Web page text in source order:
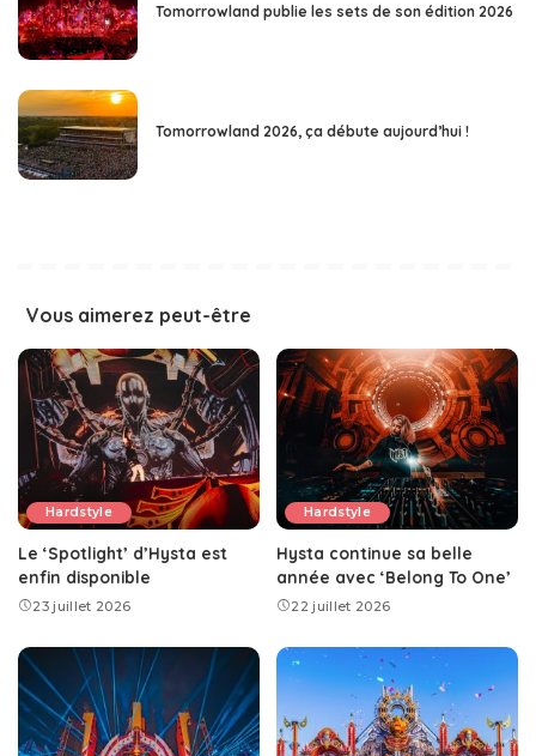
Tomorrowland publie les sets de son édition 2026
Tomorrowland 2026, ça débute aujourd’hui !
Vous aimerez peut-être
Hardstyle
Le ‘Spotlight’ d’Hysta est
enfin disponible
23 juillet 2026
Hardstyle
Hysta continue sa belle
année avec ‘Belong To One’
22 juillet 2026